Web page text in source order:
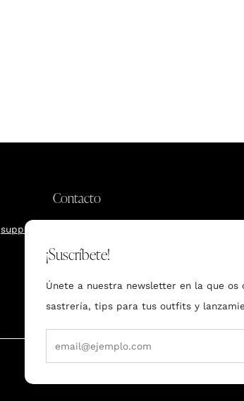
¡Suscríbete!
Únete a nuestra newsletter en la que os
sastrería, tips para tus outfits y
Contacto
support.mx@bundcompany.com